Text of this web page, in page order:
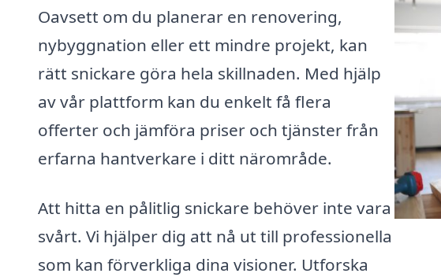
Oavsett om du planerar en renovering,
nybyggnation eller ett mindre projekt, kan
rätt snickare göra hela skillnaden. Med hjälp
av vår plattform kan du enkelt få flera
offerter och jämföra priser och tjänster från
erfarna hantverkare i ditt närområde.
Att hitta en pålitlig snickare behöver inte vara
svårt. Vi hjälper dig att nå ut till professionella
som kan förverkliga dina visioner. Utforska